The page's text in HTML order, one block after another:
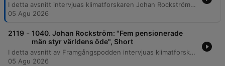
I detta avsnitt intervjuas klimatforskaren Johan Rockström om de akuta riskerna med den globala uppvärmningen och planetära gränser. Han diskuterar vikten av energiomställning, risken för tipppunkter i ekosystem som Amazonas, samt hur uppvärmningstakten nu har accelererat. Samtalet belyser de vetenskapliga bevisen för att uppvärmningen accelererar och risken för att vi kraschar genom 1,5-gradersmålet. Rockström föreslår även införandet av ett globalt pris på koldioxid samt vikten av att ha satt vetenskapligt baserade planetära gränser för världsekonomin.
05 Agu 2026
2119 - 1040. Johan Rockström: "Fem pensionerade
män styr världens öde", Short
I detta avsnitt av Framgångspodden intervjuas klimatforskaren Johan Rockström om de akuta riskerna för en klimatkollaps, planetära gränser och risken för tipppunkter i ekosystem som Amazonas. Han diskuterar även hur den vetenskapliga bekräftelsen visar att uppvärmningstakten accelererar. Vidare reflekterar Rockström över global politisk osäkerhet och hur världens fokus på ett fåtal ledare försvårar hållbarhetsomställningen. Han föreslår historiska korrigeringar, såsom planetära gränser och globala koldioxidpriser, samt ser möjligheter till snabb förändring genom kriser.
05 Agu 2026